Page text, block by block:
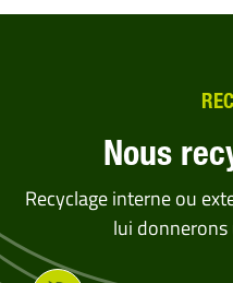
Nous
Recyclage interne ou
lui donnerons